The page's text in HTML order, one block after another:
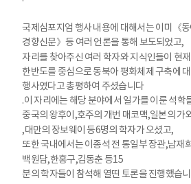
국제심포지엄 행사 내용에 대해서는 이미 《
경향신문》 등 여러 언론을 통해 보도되었고,
자리를 찾아주신 여러 학자와 지식인들이 현
한반도를 중심으로 동북아 평화체제 구축에
행사였다고 총평하여 주셨습니다
.이 자리에는 해당 분야에서 일가를 이룬 석학
중국의 왕후이 ,호주의 개번 매코맥,일본의 가
,대만의 장보웨이 등6명의 학자가 오셨고,
또한 국내에서는 이종석 전 통일부 장관,남재
백원담,한홍구,김동춘 등15
분의 학자들이 참석해 열띤 토론을 진행했습